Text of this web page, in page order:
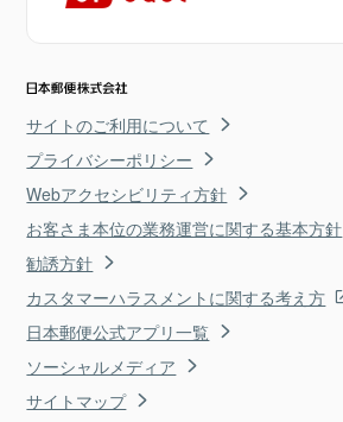
サイトのご利用について
プライバシーポリシー
Webアクセシビリティ方針
お客さま本位の業務運営に関する基本方針
勧誘方針
カスタマーハラスメントに関する考え方
日本郵便公式アプリ一覧
ソーシャルメディア
サイトマップ